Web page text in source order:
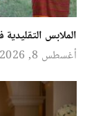
الملابس
أغسطس 8, 2026